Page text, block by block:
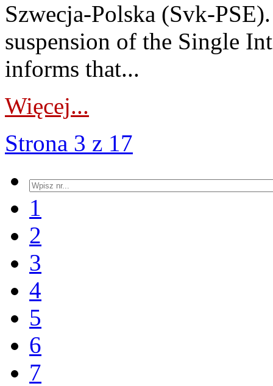
Szwecja-Polska (Svk-
suspension of the Single
informs that...
Więcej...
Strona 3 z 17
1
2
3
4
5
6
7